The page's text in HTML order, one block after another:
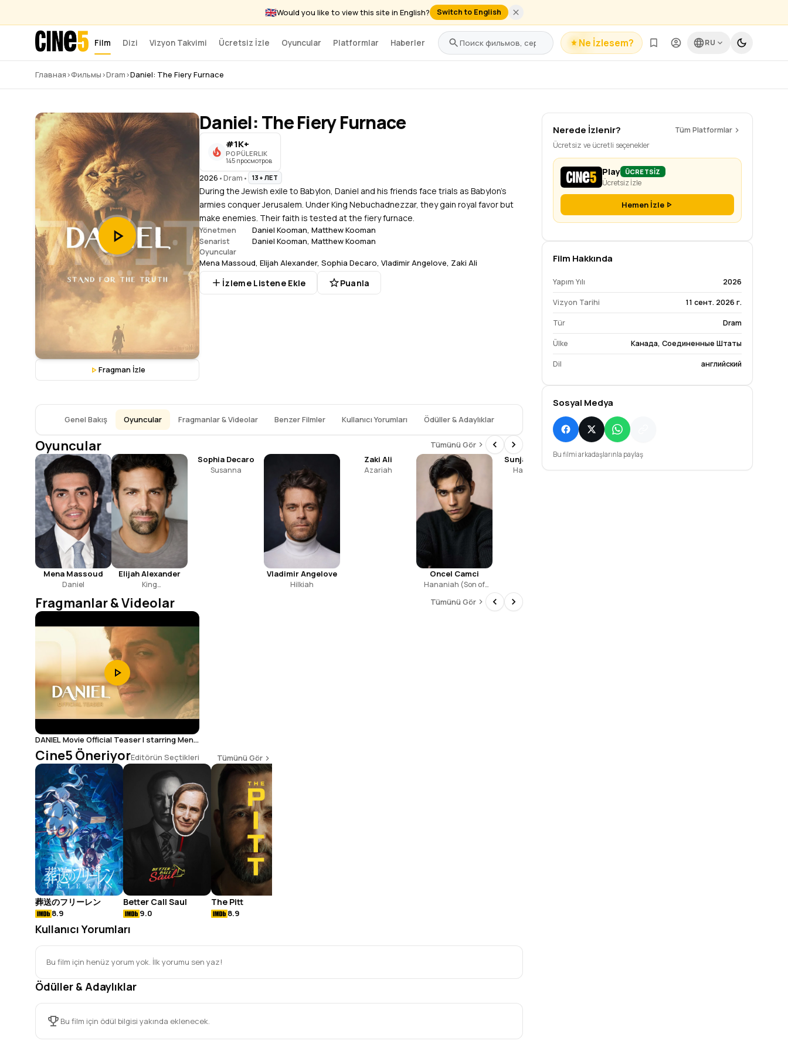
🇬🇧Would you like to view this site in English? Switch to English
Film Dizi Vizyon Takvimi Ücretsiz İzle Oyuncular Platformlar Haberler Ne İzlesem? RU
Главная›Фильмы›Dram›Daniel: The Fiery Furnace
Fragman İzle
Daniel: The Fiery Furnace
#1K+
POPÜLERLIK
145 просмотров
2026 •Dram • 13+ ЛЕТ
During the Jewish exile to Babylon, Daniel and his friends face trials as Babylon's
armies conquer Jerusalem. Under King Nebuchadnezzar, they gain royal favor but
make enemies. Their faith is tested at the fiery furnace.
Yönetmen Daniel Kooman, Matthew Kooman
Senarist Daniel Kooman, Matthew Kooman
Oyuncular
Mena Massoud, Elijah Alexander, Sophia Decaro, Vladimir Angelove, Zaki Ali
İzleme Listene Ekle Puanla
Nerede İzlenir?
Tüm Platformlar
Ücretsiz ve ücretli seçenekler
Play ÜCRETSİZ
Ücretsiz İzle
Hemen İzle
Film Hakkında
Yapım Yılı 2026
Vizyon Tarihi 11 сент. 2026 г.
Tür Dram
Ülke Канада, Соединенные Штаты
Dil английский
Sosyal Medya
Bu filmi arkadaşlarınla paylaş
Genel Bakış Oyuncular Fragmanlar & Videolar Benzer Filmler Kullanıcı Yorumları Ödüller & Adaylıklar
Oyuncular Tümünü Gör
Mena Massoud
Daniel
Elijah Alexander
King
Sophia Decaro
Susanna
Vladimir Angelove
Hilkiah
Zaki Ali
Azariah
Oncel Camci
Hananiah (Son of
Sunjay Midda
Hananiah
Edward J. Marsh
Yuval Mishael
Fragmanlar & Videolar Tümünü Gör
DANIEL Movie Official Teaser | starring Mena
Massoud & Elijah Alexander
Cine5 ÖneriyorEditörün Seçtikleri Tümünü Gör
葬送のフリーレン
8.9
Better Call Saul
9.0
The Pitt
8.9
Kullanıcı Yorumları
Bu film için henüz yorum yok. İlk yorumu sen yaz!
Ödüller & Adaylıklar
Bu film için ödül bilgisi yakında eklenecek.